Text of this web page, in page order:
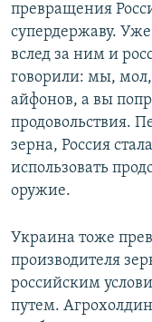
превращения
супердержаву.
вслед за ним и
говорили: мы,
айфонов, а вы
продовольствия.
зерна, Россия
использовать
оружие.
Украина тоже
производителя
российским
путем.